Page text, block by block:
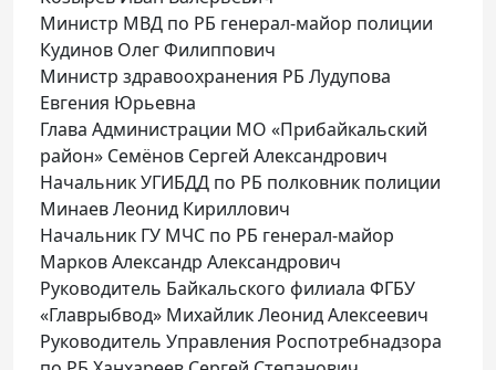
Министр МВД по РБ генерал-майор полиции
Кудинов Олег Филиппович
Министр здравоохранения РБ Лудупова
Евгения Юрьевна
Глава Администрации МО «Прибайкальский
район» Семёнов Сергей Александрович
Начальник УГИБДД по РБ полковник полиции
Минаев Леонид Кириллович
Начальник ГУ МЧС по РБ генерал-майор
Марков Александр Александрович
Руководитель Байкальского филиала ФГБУ
«Главрыбвод» Михайлик Леонид Алексеевич
Руководитель Управления Роспотребнадзора